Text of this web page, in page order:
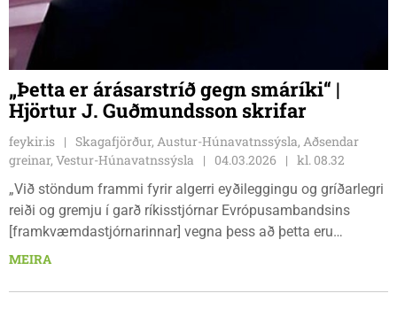
„Þetta er árásarstríð gegn smáríki“ |
Hjörtur J. Guðmundsson skrifar
feykir.is
Skagafjörður, Austur-Húnavatnssýsla, Aðsendar
greinar, Vestur-Húnavatnssýsla
04.03.2026
kl. 08.32
„Við stöndum frammi fyrir algerri eyðileggingu og gríðarlegri
reiði og gremju í garð ríkisstjórnar Evrópusambandsins
[framkvæmdastjórnarinnar] vegna þess að þetta eru
fullkomin svik,“ sagði Brendan Byrne, framkvæmdastjóri
við írsku útvarpsstöðina Highland Radio í desember.
MEIRA